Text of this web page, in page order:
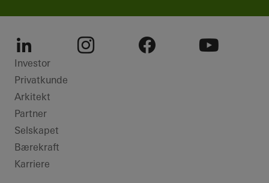
LinkedIn
Investor
Privatkunde
Arkitekt
Partner
Selskapet
Bærekraft
Karriere